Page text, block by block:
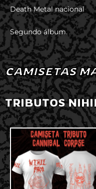
Death Metal nacional
Segundo álbum.
CAMISETAS
TRIBUTOS